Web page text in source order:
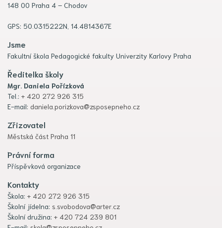
148 00 Praha 4 – Chodov
GPS: 50.0315222N, 14.4814367E
Jsme
Fakultní škola Pedagogické fakulty Univerzity Karlovy Praha
Ředitelka školy
Mgr. Daniela Pořízková
Tel.: + 420 272 926 315
E-mail: daniela.porizkova@zsposepneho.cz
Zřizovatel
Městská část Praha 11
Právní forma
Příspěvková organizace
Kontakty
Škola: + 420 272 926 315
Školní jídelna: s.svobodova@arter.cz
Školní družina: + 420 724 239 801